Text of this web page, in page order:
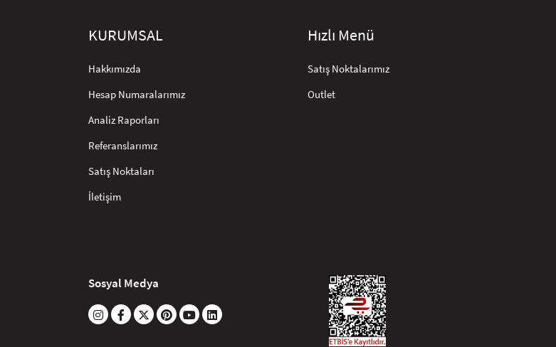
KURUMSAL
Hakkımızda
Hesap Numaralarımız
Analiz Raporları
Referanslarımız
Satış Noktaları
İletişim
Hızlı Menü
Satış Noktalarımız
Outlet
Sosyal Medya